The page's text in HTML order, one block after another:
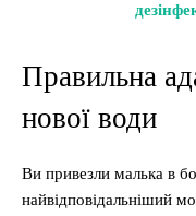
Правильна
нової води
Ви привезли малька в
найвідповідальніший